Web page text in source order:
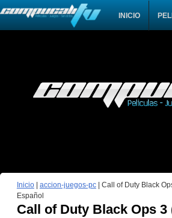
INICIO
Inicio| accion-juegos-pc| Call of Duty Black
Español
Call of Duty Black Ops 3